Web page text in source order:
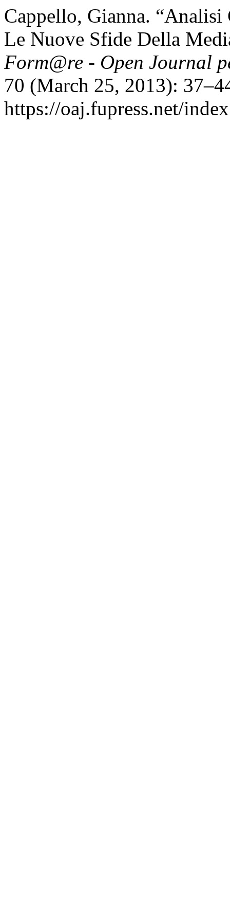
Cappello, Gianna.
Le Nuove Sfide Della
Form@re - Open Journal
70 (March 25, 2013):
https://oaj.fupress.net/